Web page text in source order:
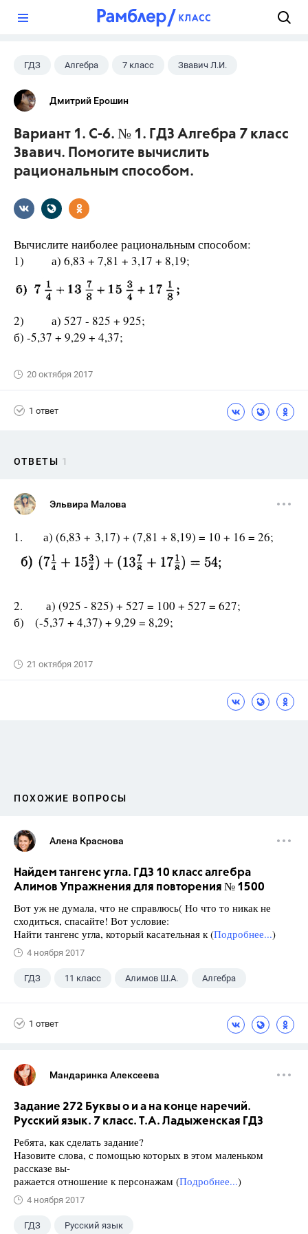
ГДЗ Алгебра 7 класс Звавич Л.И.
Дмитрий Ерошин
Вариант 1. С-6. № 1. ГДЗ Алгебра 7 класс
Звавич. Помогите вычислить
рациональным способом.
Вычислите наиболее рациональным способом:
1) а) 6,83 + 7,81 + 3,17 + 8,19;
2) а) 527 - 825 + 925;
б) -5,37 + 9,29 + 4,37;
20 октября 2017
1 ответ
ОТВЕТЫ 1
Эльвира Малова
1. а) (6,83 + 3,17) + (7,81 + 8,19) = 10 + 16 = 26;
2. а) (925 - 825) + 527 = 100 + 527 = 627;
б) (-5,37 + 4,37) + 9,29 = 8,29;
21 октября 2017
ПОХОЖИЕ ВОПРОСЫ
Алена Краснова
Найдем тангенс угла. ГДЗ 10 класс алгебра
Алимов Упражнения для повторения № 1500
Вот уж не думала, что не справлюсь( Но что то никак не
сходиться, спасайте! Вот условие:
Найти тангенс угла, который касательная к (Подробнее...)
4 ноября 2017
ГДЗ 11 класс Алимов Ш.А. Алгебра
1 ответ
Мандаринка Алексеева
Задание 272 Буквы о и а на конце наречий.
Русский язык. 7 класс. Т.А. Ладыженская ГДЗ
Ребята, как сделать задание?
Назовите слова, с помощью которых в этом маленьком
рассказе вы-
ражается отношение к персонажам (Подробнее...)
4 ноября 2017
ГДЗ Русский язык